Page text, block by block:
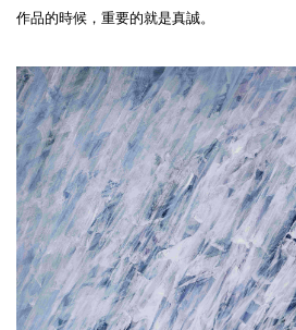
作品的時候，重要的就是真誠。